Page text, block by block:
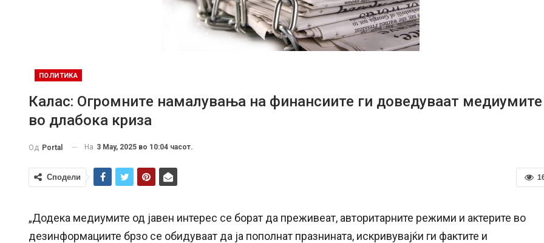
ПОЛИТИКА
Калас: Огромните намалувања на финансиите ги доведуваат медиумите
во длабока криза
Од Portal На 3 May, 2025 во 10:04 часот.
Сподели
„Додека медиумите од јавен интерес се борат да преживеат, авторитарните режими и актерите во
дезинформациите брзо се обидуваат да ја пополнат празнината, искривувајќи ги фактите и